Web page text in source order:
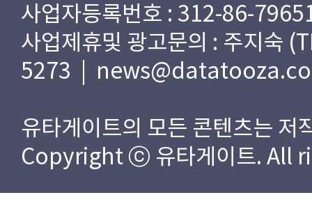
사업자등록번호 : 312-86-
사업제휴및 광고문의 : 주지숙
5273 |
유타게이트의 모든 콘텐츠는 저
Copyright ⓒ 유타게이트. All